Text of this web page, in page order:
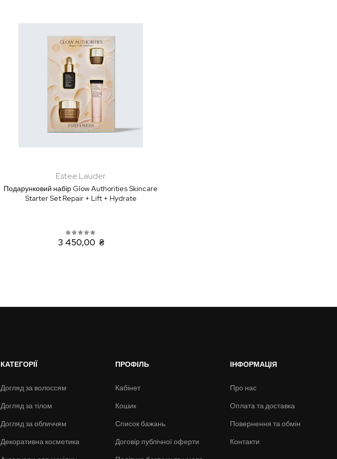
Estee Lauder
Подарунковий набір Glow Authorities Skincare
Starter Set Repair + Lift + Hydrate
3 450,00 ₴
КАТЕГОРІЇ
Догляд за волоссям
Догляд за тілом
Догляд за обличчям
Декоративна косметика
ПРОФІЛЬ
Кабінет
Кошик
Список бажань
Договір публічної оферти
ІНФОРМАЦІЯ
Про нас
Оплата та доставка
Повернення та обмін
Контакти